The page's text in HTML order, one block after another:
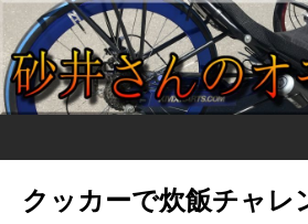
クッカーで炊飯チャレ